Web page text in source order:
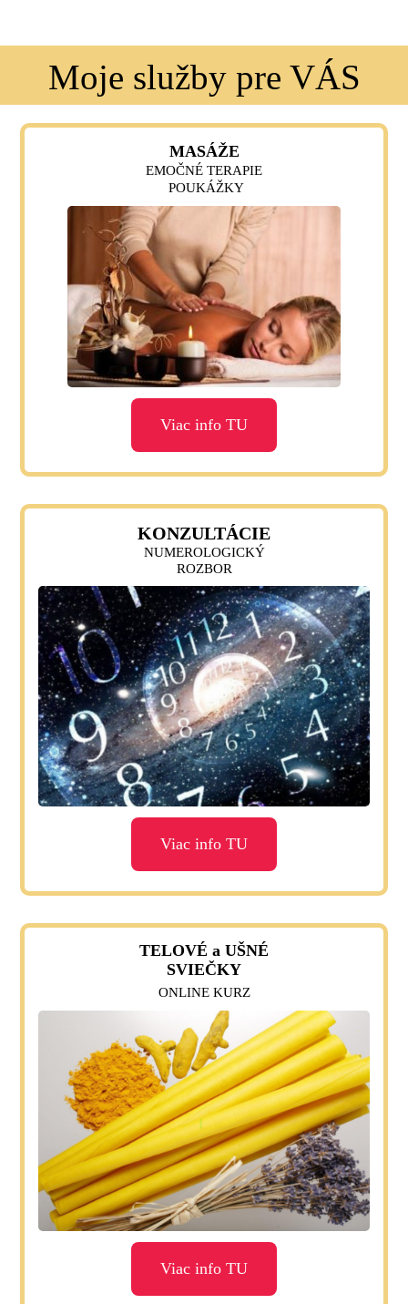
Moje služby pre VÁS
MASÁŽE
EMOČNÉ TERAPIE
POUKÁŽKY
Viac info TU
KONZULTÁCIE
NUMEROLOGICKÝ
ROZBOR
Viac info TU
TELOVÉ a UŠNÉ
SVIEČKY
ONLINE KURZ
Viac info TU